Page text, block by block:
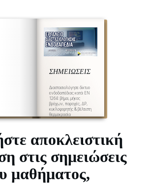
ΣΗΜΕΙΩΣΕΙΣ
Διαστασιολόγησε δίκτυο
ενδοδαπέδιας κατά EN
1264: βήμα, μήκος
βρόχων, παροχές, ΔP,
κυκλοφορητής & βέλτιστη
θερμοκρασία
προσαγωγής HP για
αντιστάσεων (spreading
+ screed + pipe +
1264: εγγυάται σωστή
φυσική μονοτονία
χαμηλότερη R δαπέδου
→ υψηλότερη απόδοση).
αποκλειστική
στις σημειώσεις
μαθήματος,